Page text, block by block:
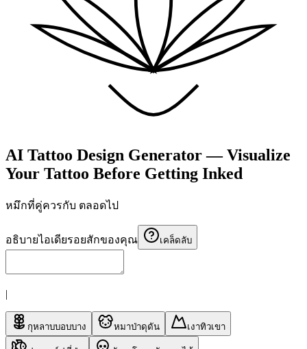
AI Tattoo Design Generator — Visualize
Your Tattoo Before Getting Inked
หมึกที่คู่ควรกับ ตลอดไป
อธิบายไอเดียรอยสักของคุณ เคล็ดลับ
|
กุหลาบบอบบาง หมาป่าดุดัน เงาทิวเขา